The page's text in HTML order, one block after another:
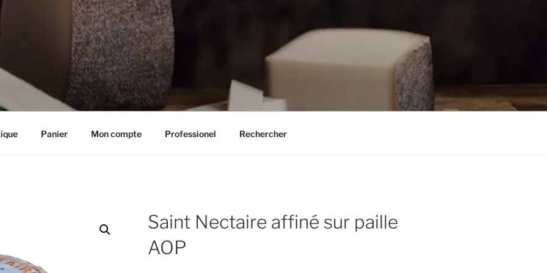
HENRIETTE
Panier Mon compte Professionel Rechercher
Saint Nectaire affiné sur paille
AOP